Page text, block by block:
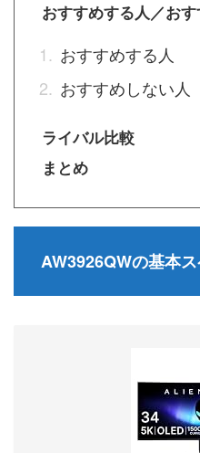
おすすめする人／お
おすすめする人
おすすめしない人
ライバル比較
まとめ
AW3926QWの基本